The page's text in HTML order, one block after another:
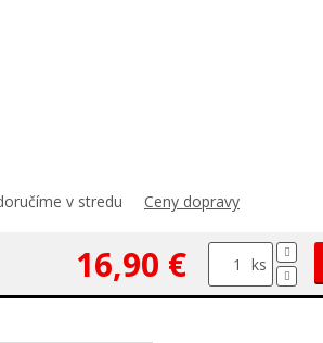
v stredu Ceny dopravy
16,90 € ks